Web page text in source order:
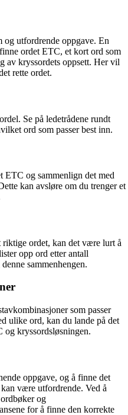
utfordrende oppgave. En
ordet ETC, et kort ord som
av kryssordets oppsett. Her vil
rette ordet.
Se på ledetrådene rundt
ord som passer best inn.
og sammenlign det med
kan avsløre om du trenger et
ordet, kan det være lurt å
opp ord etter antall
sammenhengen.
som passer
ulike ord, kan du lande på det
og kryssordsløsningen.
oppgave, og å finne det
være utfordrende. Ved å
og
for å finne den korrekte